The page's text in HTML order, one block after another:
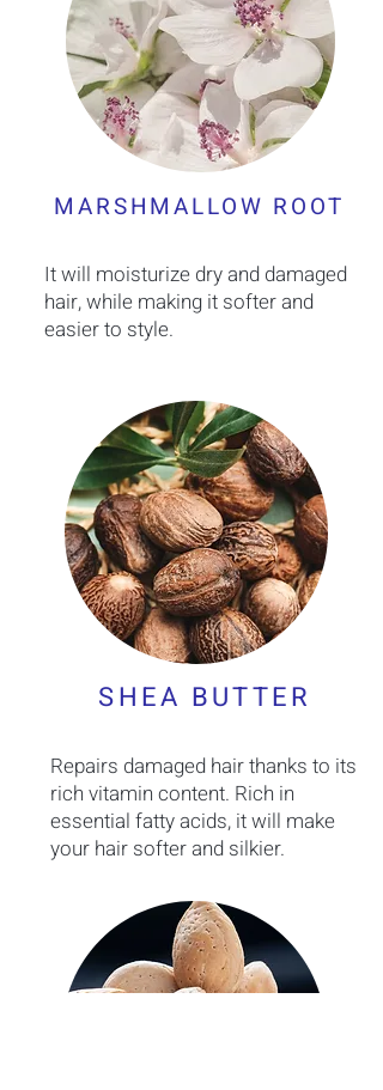
MARSHMALLOW ROOT
It will moisturize dry and damaged
hair, while making it softer and
easier to style.
SHEA BUTTER
Repairs damaged hair thanks to its
rich vitamin content. Rich in
essential fatty acids, it will make
your hair softer and silkier.